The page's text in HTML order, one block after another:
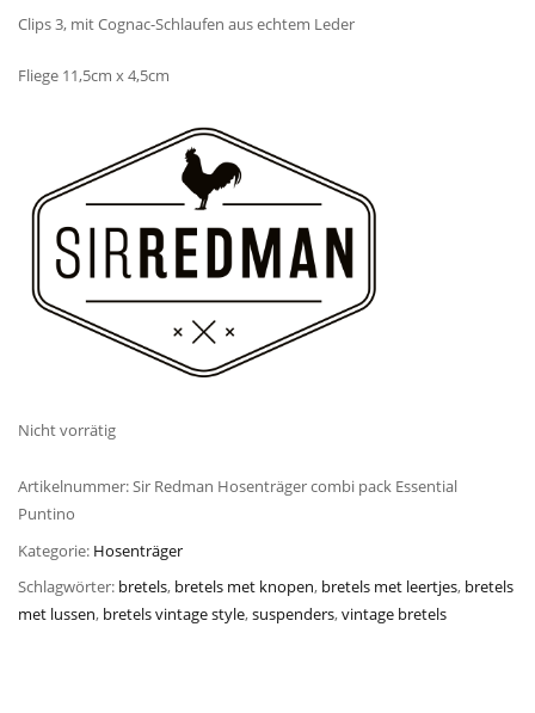
Clips 3, mit Cognac-Schlaufen aus echtem Leder
Fliege 11,5cm x 4,5cm
Nicht vorrätig
Artikelnummer:Sir Redman Hosenträger combi pack Essential
Puntino
Kategorie: Hosenträger
Schlagwörter: bretels, bretels met knopen, bretels met leertjes, bretels
met lussen, bretels vintage style,suspenders,vintage bretels